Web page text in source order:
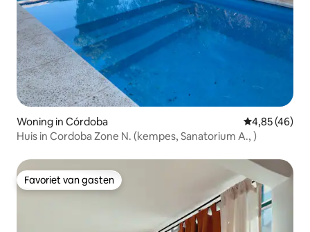
Woning in Córdoba Gemiddelde
4,85 (46)
Huis in Cordoba Zone N. (kempes, Sanatorium A., )
Favoriet van gasten
Favoriet van gasten